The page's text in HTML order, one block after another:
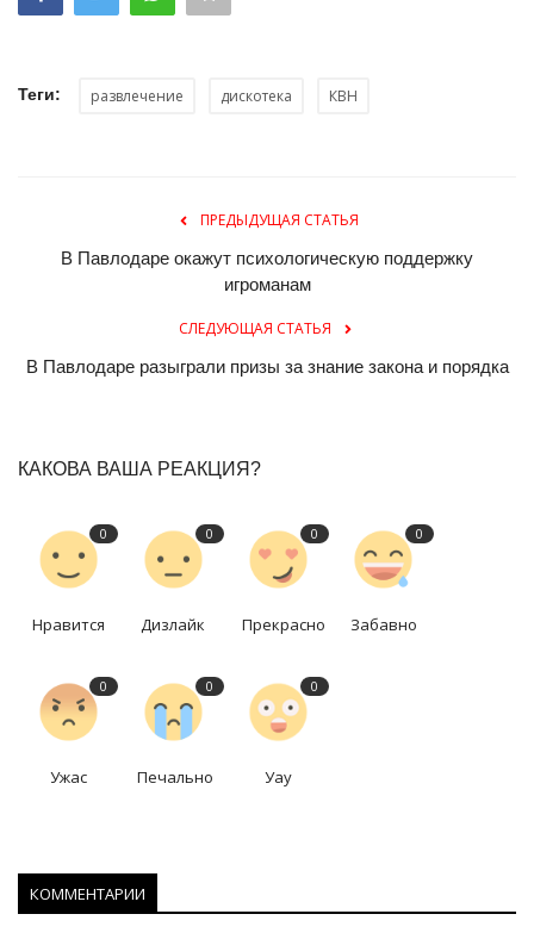
Теги: развлечение дискотека КВН
ПРЕДЫДУЩАЯ СТАТЬЯ
В Павлодаре окажут психологическую поддержку
игроманам
СЛЕДУЮЩАЯ СТАТЬЯ
В Павлодаре разыграли призы за знание закона и порядка
КАКОВА ВАША РЕАКЦИЯ?
0
Нравится
0
Дизлайк
0
Прекрасно
0
Забавно
0
Ужас
0
Печально
0
Уау
КОММЕНТАРИИ